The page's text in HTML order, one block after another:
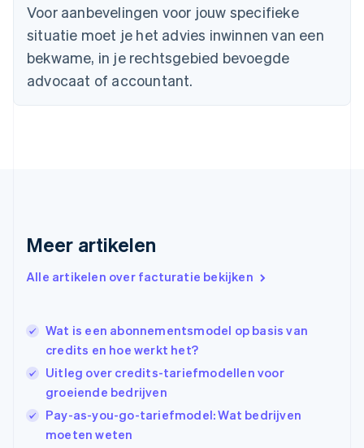
Voor aanbevelingen voor jouw specifieke
situatie moet je het advies inwinnen van een
bekwame, in je rechtsgebied bevoegde
advocaat of accountant.
Meer artikelen
Alle artikelen over facturatie bekijken
Wat is een abonnementsmodel op basis van
credits en hoe werkt het?
Uitleg over credits-tariefmodellen voor
groeiende bedrijven
Pay-as-you-go-tariefmodel: Wat bedrijven
moeten weten
Denemarken
Duitsland
DeutschEnglish
Estland
English
Finland
Hongarije
Hongkong SAR, China
English
English
Italië
ItalianoEnglish
日本語English
Kroatië